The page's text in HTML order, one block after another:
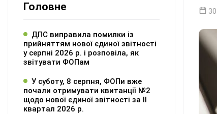
Головне
ДПС виправила помилки із
прийняттям нової єдиної звітності
у серпні 2026 р. і розповіла, як
звітувати ФОПам
У суботу, 8 серпня, ФОПи вже
почали отримувати квитанції №2
щодо нової єдиної звітності за ІІ
квартал 2026 р.